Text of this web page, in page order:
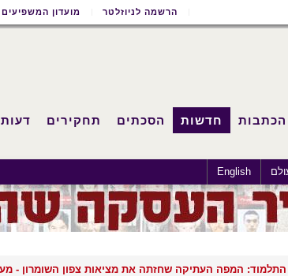
הרשמה לניוזלטר מועדון המשפיעים
הכתבות חדשות
English
הסכתים תחקירים דעות